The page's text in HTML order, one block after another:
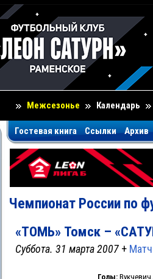
Межсезонье Календарь
Гостевая книга Ссылки Архив
Чемпионат России по
«ТОМЬ» Томск –
Суббота. 31 марта 2007 +
Голы: